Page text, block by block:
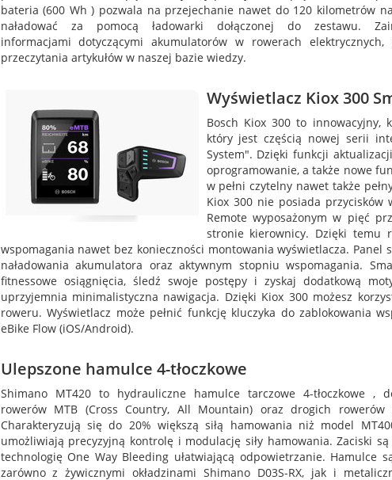
bateria (600 Wh ) pozwala na przejechanie nawet do 120 kilometrów
naładować za pomocą ładowarki dołączonej do zestawu.
informacjami dotyczącymi akumulatorów w rowerach elektrycznych,
przeczytania artykułów w naszej bazie wiedzy.
Wyświetlacz Kiox 300
Bosch Kiox 300 to innowacyjny,
który jest częścią nowej serii
System". Dzięki funkcji
oprogramowanie, a także nowe
w pełni czytelny nawet także
Kiox 300 nie posiada przycisków
Remote wyposażonym w pięć
stronie kierownicy. Dzięki temu
wspomagania nawet bez konieczności montowania wyświetlacza.
naładowania akumulatora oraz aktywnym stopniu wspomagania.
fitnessowe osiągnięcia, śledź swoje postępy i zyskaj dodatkową
uprzyjemnia minimalistyczna nawigacja. Dzięki Kiox 300 możesz
roweru. Wyświetlacz może pełnić funkcję kluczyka do zablokowania
eBike Flow (iOS/Android).
Ulepszone hamulce 4-tłoczkowe
Shimano MT420 to hydrauliczne hamulce tarczowe 4-tłoczkowe ,
rowerów MTB (Cross Country, All Mountain) oraz drogich rowerów
Charakteryzują się do 20% większą siłą hamowania niż model
umożliwiają precyzyjną kontrolę i modulację siły hamowania. Zaciski
technologię One Way Bleeding ułatwiającą odpowietrzanie. Hamulce
zarówno z żywicznymi okładzinami Shimano D03S-RX, jak i